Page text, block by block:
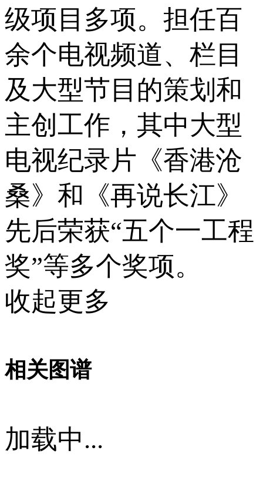
级项目多项。担任百
余个电视频道、栏目
及大型节目的策划和
主创工作，其中大型
电视纪录片《香港沧
桑》和《再说长江》
先后荣获“五个一工程
奖”等多个奖项。
收起更多
相关图谱
加载中...